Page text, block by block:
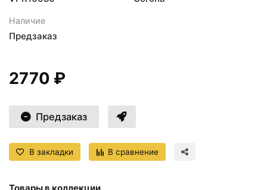
Наличие
Предзаказ
2770 ₽
Предзаказ
В закладки В сравнение